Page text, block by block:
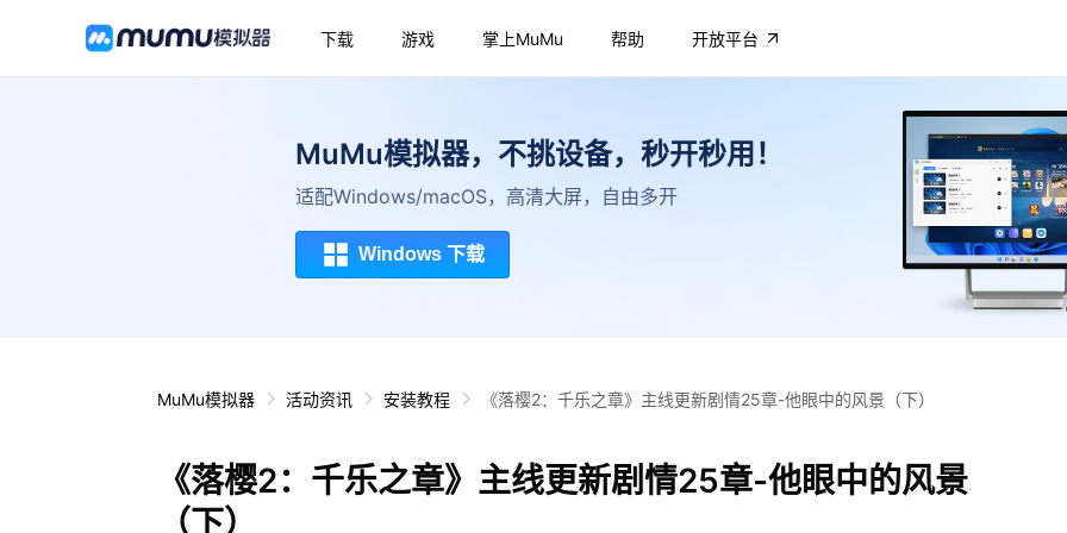
下载 游戏 掌上MuMu 帮助 开放平台
MuMu模拟器，不挑设备，秒开秒用！
适配Windows/macOS，高清大屏，自由多开
Windows 下载
MuMu模拟器 活动资讯 安装教程 《落樱2：千乐之章》主线更新剧情25章-他眼中的风景（下）
《落樱2：千乐之章》主线更新剧情25章-他眼中的风景
（下）